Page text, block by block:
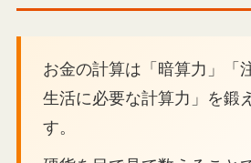
お金の計算は「暗算力」「
生活に必要な計算力」を鍛
す。